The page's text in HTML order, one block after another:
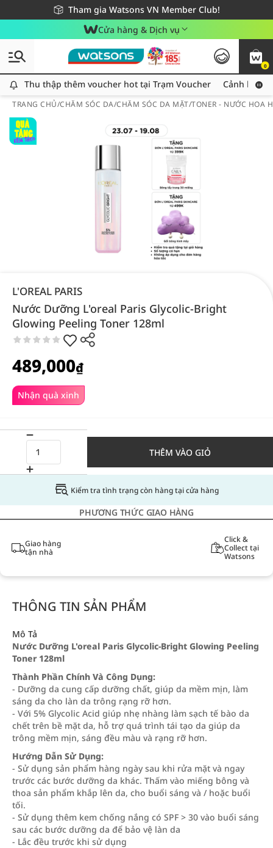
Tham gia Watsons VN Member Club!
Miễn phí giao hàng cho đơn hàng từ 249,000Đ
Giao hàng nhanh 24h - Áp dụng khu vực TP. Hồ Chí Minh
Cửa hàng & Dịch vụ
0
Thu thập thêm voucher hot tại Trạm Voucher
Thu thập thêm voucher hot tại Trạm Voucher Cảnh báo
TRANG CHỦ/CHĂM SÓC DA/CHĂM SÓC DA MẶT/TONER - NƯỚC HOA
L'OREAL PARIS
Nước Dưỡng L'oreal Paris Glycolic-Bright
Glowing Peeling Toner 128ml
Nhận quà xinh
489,000₫
THÊM VÀO GIỎ
Kiểm tra tình trạng còn hàng tại cửa hàng
PHƯƠNG THỨC GIAO HÀNG
Giao hàng
tận nhà
Click &
Collect tại
Watsons
THÔNG TIN SẢN PHẨM
Mô Tả
Nước Dưỡng L'oreal Paris Glycolic-Bright Glowing Peeling
Toner 128ml
Thành Phần Chính Và Công Dụng:
- Dưỡng da cung cấp dưỡng chất, giúp da mềm mịn, làm
sáng da cho làn da trông rạng rỡ hơn.
- Với 5% Glycolic Acid giúp nhẹ nhàng làm sạch tế bào da
chết trên bề mặt da, hỗ trợ quá trình tái tạo da giúp da
trông mềm mịn, sáng đều màu và rạng rỡ hơn.
Hướng Dẫn Sử Dụng:
- Sử dụng sản phẩm hàng ngày sau khi rửa mặt và ngay
trước các bước dưỡng da khác. Thấm vào miếng bông và
thoa sản phẩm khắp lên da, cho buổi sáng và / hoặc buổi
tối.
- Sử dụng thêm kem chống nắng có SPF > 30 vào buổi sáng
sau các bước dưỡng da để bảo vệ làn da
- Lắc đều trước khi sử dụng